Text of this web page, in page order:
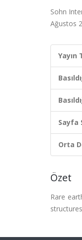
Sohn
Ağustos
Yayın
Sayfa
Orta
Özet
Rare